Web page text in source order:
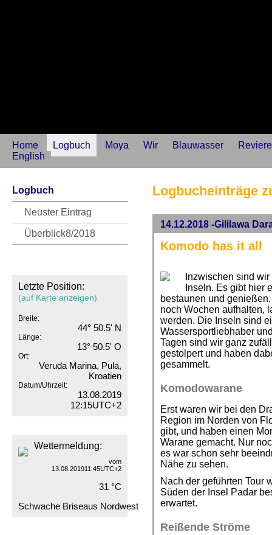
Home Logbuch Moya Wir Blauwasser
Reviere
English
Logbuch
Neuster Eintrag
Überblick8/2018
Letzte Position:
(auf Karte anzeigen)
Breite:
44° 50.5' N
Länge:
13° 50.5' O
Ort:
Veruda Marina, Pula,
Kroatien
Datum/Uhrzeit:
13.08.2019
12:15UTC+2
Wettermeldung:
vom
13.08.201911:45UTC+2
31 °C
Schwache Briseaus Nordwest
Logbucheinträge
14.12.2018 -Gililawa
Komodo has it all
Inzwischen sind
Inseln. Es gibt hier
bestaunen und
noch Wochen aufhalten,
werden. Die Inseln sind
Wassersportliebhaber
Tagen sind wir ganz
gestolpert und haben
gesammelt.
Komodowarane
Erst waren wir bei den
Region im Norden von
gibt, und haben einen
Warane gemacht. Nur
es war schon sehr
Nähe zu sehen.
Nach der geführten Tour
Süden der Insel Padar
erwartet.
Reißende Ströme